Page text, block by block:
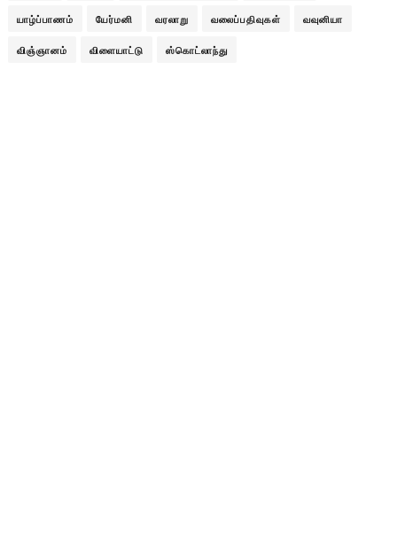
யாழ்ப்பாணம் யேர்மனி வரலாறு வலைப்பதிவுகள் வவுனியா
விஞ்ஞானம் விளையாட்டு ஸ்கொட்லாந்து